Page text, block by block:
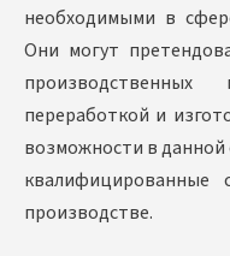
необходимыми в
Они могут
производственных
переработкой и
возможности в данной
квалифицированные
производстве.